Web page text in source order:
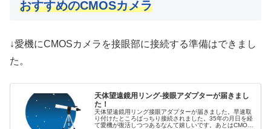
おすすめのCMOSカメラ
↓愛機にCMOSカメラを接眼部に接続する準備はできまし
た。
天体望遠鏡用リング-接眼アダプターが届きまし
た！
天体望遠鏡用リング接眼アダプターが届きました。早速取
り付けたところばっちり接続されました。35年の月日を経
て愛機が復活しつつあるなんて嬉しいです。あとはCMOS